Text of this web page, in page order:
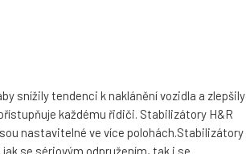
snížily tendenci k naklánění vozidla a zlepšily
každému řidiči. Stabilizátory H&R
nastavitelné ve více polohách.Stabilizátory
se sériovým odpružením, tak i se